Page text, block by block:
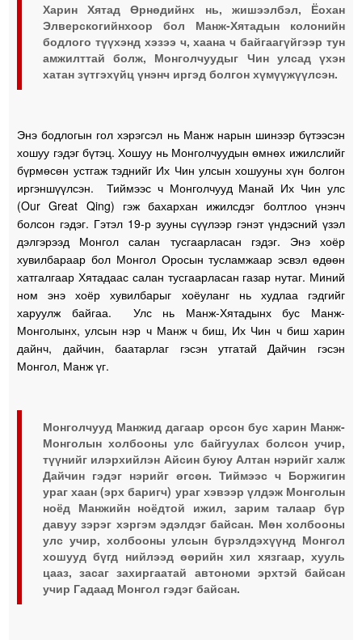
Харин Хятад Өрнөдийнх нь, жишээлбэл, Ёохан
Элверскогийнхоор бол Манж-Хятадын колонийн
бодлого түүхэнд хэзээ ч, хаана ч байгаагүйгээр тун
амжилттай болж, Монголчуудыг Чин улсад үхэн
хатан зүтгэхүйц үнэнч иргэд болгон хүмүүжүүлсэн.
Энэ бодлогын гол хэрэгсэл нь Манж нарын шинээр бүтээсэн
хошуу гэдэг бүтэц. Хошуу нь Монголчуудын өмнөх ижилслийг
бүрмөсөн устгаж тэднийг Их Чин улсын хошууны хүн болгон
иргэншүүлсэн. Тиймээс ч Монголчууд Манай Их Чин улс
(Our Great Qing) гэж бахархан ижилсдэг болтлоо үнэнч
болсон гэдэг. Гэтэл 19-р зууны сүүлээр гэнэт үндэсний үзэл
дэлгэрээд Монгол салан тусгаарласан гэдэг. Энэ хоёр
хувилбараар бол Монгол Оросын тусламжаар эсвэл өдөөн
хатгалгаар Хятадаас салан тусгаарласан газар нутаг. Миний
ном энэ хоёр хувилбарыг хоёуланг нь худлаа гэдгийг
харуулж байгаа. Улс нь Манж-Хятадынх бус Манж-
Монголынх, улсын нэр ч Манж ч биш, Их Чин ч биш харин
дайнч, дайчин, баатарлаг гэсэн утгатай Дайчин гэсэн
Монгол, Манж үг.
Монголчууд Манжид дагаар орсон бус харин Манж-
Монголын холбооны улс байгуулах болсон учир,
түүнийг илэрхийлэн Айсин буюу Алтан нэрийг халж
Дайчин гэдэг нэрийг өгсөн. Тиймээс ч Боржигин
ураг хаан (эрх баригч) ураг хэвээр үлдэж Монголын
ноёд Манжийн ноёдтой ижил, зарим талаар бүр
давуу зэрэг хэргэм эдэлдэг байсан. Мөн холбооны
улс учир, холбооны улсын бүрэлдэхүүнд Монгол
хошууд бүгд нийлээд өөрийн хил хязгаар, хууль
цааз, засаг захиргаатай автономи эрхтэй байсан
учир Гадаад Монгол гэдэг байсан.